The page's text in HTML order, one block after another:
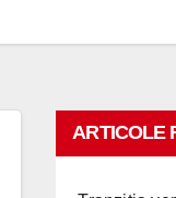
ARTICOLE